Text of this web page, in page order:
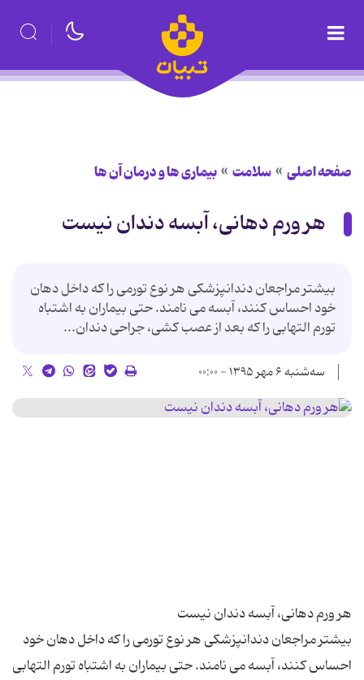
صفحه اصلی سلامت بیماری ها و درمان آن ها
هر ورم دهانی، آبسه دندان نیست
بیشتر مراجعان دندانپزشکی هر نوع تورمی را که داخل دهان
خود احساس کنند، آبسه می نامند. حتی بیماران به اشتباه
تورم التهابی را که بعد از عصب کشی، جراحی دندان...
سه‌شنبه ۶ مهر ۱۳۹۵ - ۰۰:۰۰
بیشتر مراجعان دندانپزشکی هر نوع تورمی را که داخل دهان خود
احساس کنند، آبسه می نامند. حتی بیماران به اشتباه تورم التهابی